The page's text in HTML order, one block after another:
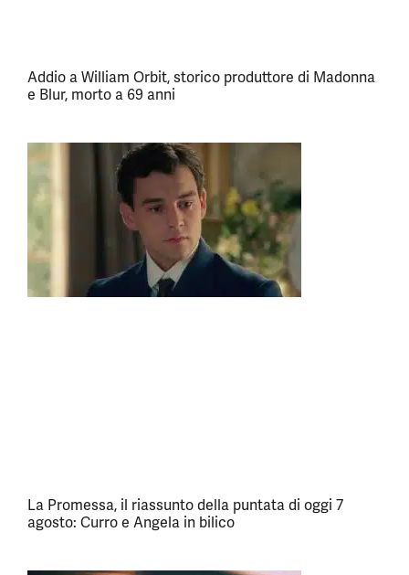
Addio a William Orbit, storico produttore di Madonna
e Blur, morto a 69 anni
La Promessa, il riassunto della puntata di oggi 7
agosto: Curro e Angela in bilico